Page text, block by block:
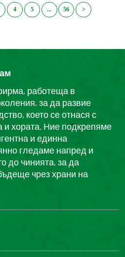
4 5 ... 56 >
работеща в
за да развие
което се отнася с
и хората. Ние подкрепяме
и единна
гледаме напред и
до чинията, за да
чрез храни на